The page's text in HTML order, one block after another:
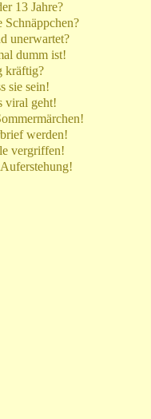
13 Jahre?
unerwartet?
dumm ist!
kräftig?
sie sein!
viral geht!
werden!
vergriffen!